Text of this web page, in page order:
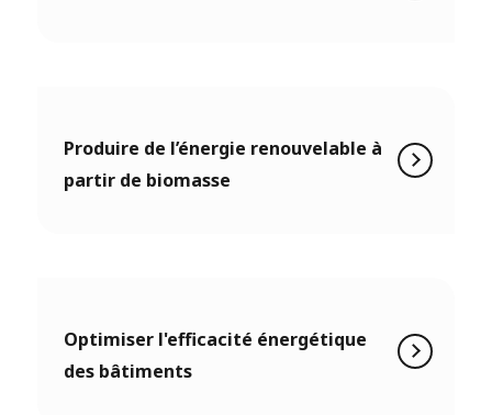
Produire de l’énergie renouvelable à
partir de biomasse
Optimiser l'efficacité énergétique
des bâtiments